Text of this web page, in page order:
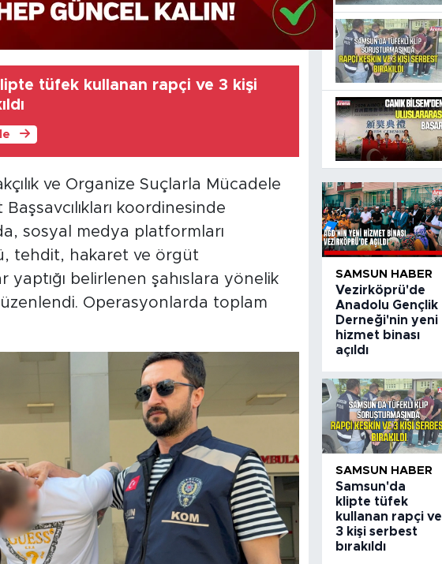
tüfek kullanan rapçi ve 3 kişi
ve Organize Suçlarla Mücadele
koordinesinde
sosyal medya platformları
tehdit, hakaret ve örgüt
yaptığı belirlenen şahıslara yönelik
Operasyonlarda toplam
SAMSUN HABER
Vezirköprü'de
Anadolu Gençlik
Derneği'nin yeni
hizmet binası
açıldı
SAMSUN HABER
Samsun'da
klipte tüfek
kullanan rapçi ve
3 kişi serbest
bırakıldı